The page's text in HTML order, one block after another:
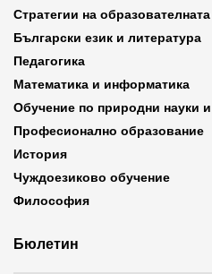
Стратегии на
Български език и литература
Педагогика
Математика и информатика
Обучение по природни науки
Професионално образование
История
Чуждоезиково обучение
Философия
Бюлетин